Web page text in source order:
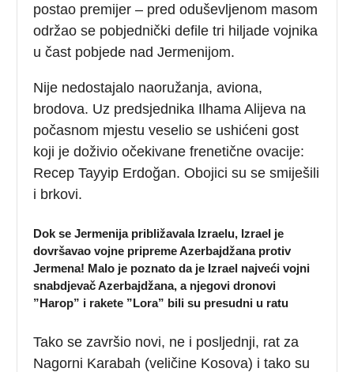
postao premijer – pred oduševljenom masom
održao se pobjednički defile tri hiljade vojnika
u čast pobjede nad Jermenijom.
Nije nedostajalo naoružanja, aviona,
brodova. Uz predsjednika Ilhama Alijeva na
počasnom mjestu veselio se ushićeni gost
koji je doživio očekivane frenetične ovacije:
Recep Tayyip Erdoğan. Obojici su se smiješili
i brkovi.
Dok se Jermenija približavala Izraelu, Izrael je
dovršavao vojne pripreme Azerbajdžana protiv
Jermena! Malo je poznato da je Izrael najveći vojni
snabdjevač Azerbajdžana, a njegovi dronovi
”Harop” i rakete ”Lora” bili su presudni u ratu
Tako se završio novi, ne i posljednji, rat za
Nagorni Karabah (veličine Kosova) i tako su